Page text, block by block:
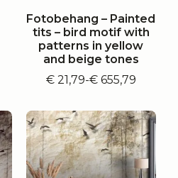
Fotobehang – Painted
tits – bird motif with
patterns in yellow
and beige tones
€21,79-€655,79
Prijsklasse:
tot
€ 655,79